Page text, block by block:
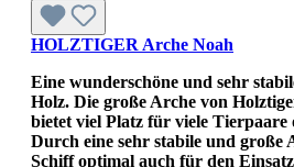
HOLZTIGER Arche Noah
Eine wunderschöne und sehr
Holz. Die große Arche von
bietet viel Platz für viele Tierpaare
Durch eine sehr stabile und große
Schiff optimal auch für den